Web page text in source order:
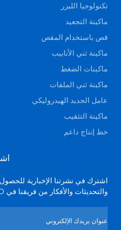
تكنولوجيا الليزر
ماكينة التجعيد
قص باستخدام المقص
ماكينة ثني الأنابيب
ماكينات الضغط
ماكينة ثني الملفات
عامل الحديد الهيدروليكي
ماكينة التثقيب
خط إنتاج داعم
اشترك في نشرتنا الإخبارية
والتحديثات والأفكار من فريقنا في JUGAO.